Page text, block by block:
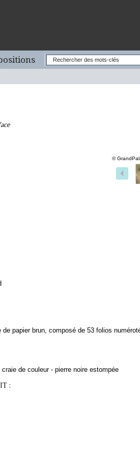
©
papier brun, composé de 53 folios
de couleur - pierre noire estompée
: